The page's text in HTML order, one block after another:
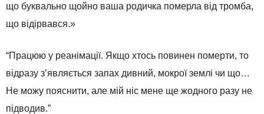
що буквально щойно ваша родичка померла від тромба,
що відірвався.»
“Працюю у реанімації. Якщо хтось повинен померти, то
відразу з’являється запах дивний, мокрої землі чи що…
Не можу пояснити, але мій ніс мене ще жодного разу не
підводив.”